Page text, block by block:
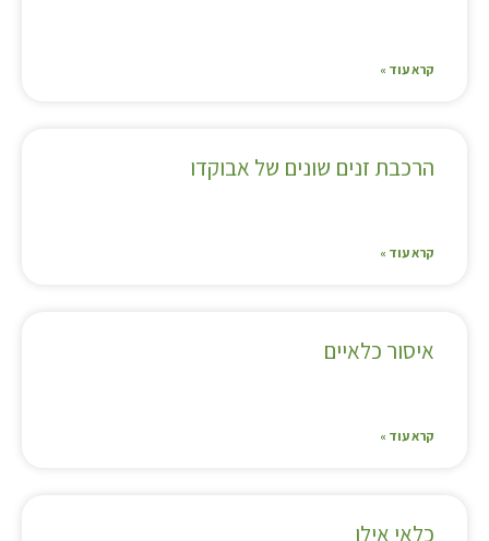
קרא עוד »
הרכבת זנים שונים של אבוקדו
קרא עוד »
איסור כלאיים
קרא עוד »
כלאי אילן